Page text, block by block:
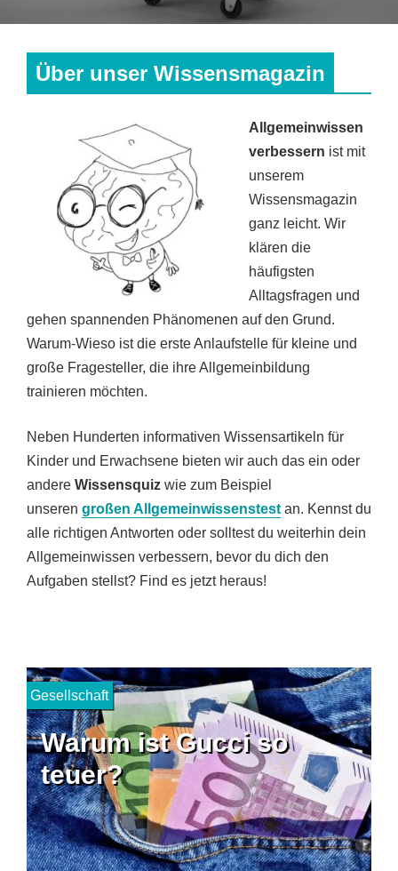
Über unser Wissensmagazin
Allgemeinwissen
verbessern ist mit
unserem
Wissensmagazin
ganz leicht. Wir
klären die
häufigsten
Alltagsfragen und
gehen spannenden Phänomenen auf den Grund.
Warum-Wieso ist die erste Anlaufstelle für kleine und
große Fragesteller, die ihre Allgemeinbildung
trainieren möchten.
Neben Hunderten informativen Wissensartikeln für
Kinder und Erwachsene bieten wir auch das ein oder
andere Wissensquiz wie zum Beispiel
unseren großen Allgemeinwissenstest an. Kennst du
alle richtigen Antworten oder solltest du weiterhin dein
Allgemeinwissen verbessern, bevor du dich den
Aufgaben stellst? Find es jetzt heraus!
Gesellschaft
Warum ist Gucci so
teuer?